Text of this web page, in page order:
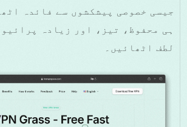
جیسی خصوصی پیشکشوں سے فائدہ
ہی محفوظ، تیز، اور زیادہ
لطف اٹھائیں۔